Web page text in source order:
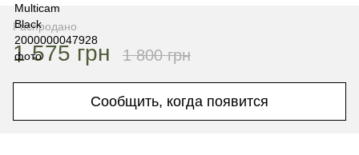
Распродано
1 575 грн 1 800 грн
Сообщить, когда появится